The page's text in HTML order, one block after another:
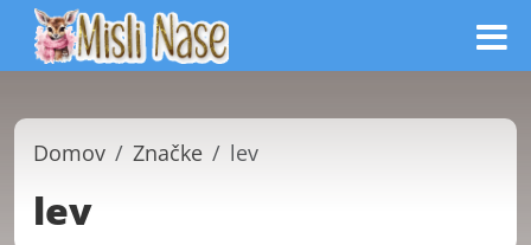
Domov Značke lev
lev